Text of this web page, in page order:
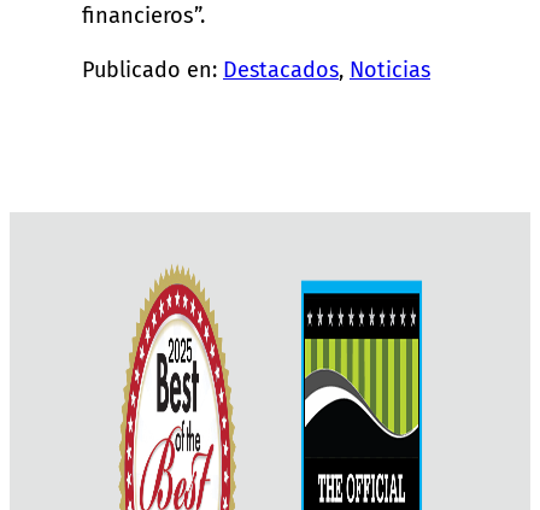
financieros”.
Publicado en: Destacados, Noticias